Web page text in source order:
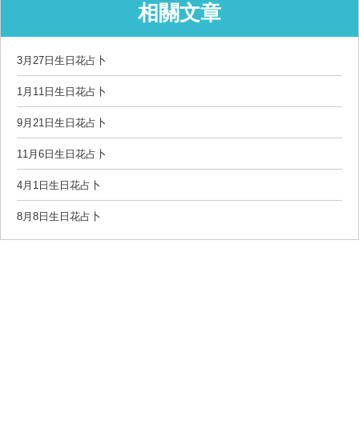
相關文章
3月27日生日花占卜
1月11日生日花占卜
9月21日生日花占卜
11月6日生日花占卜
4月1日生日花占卜
8月8日生日花占卜